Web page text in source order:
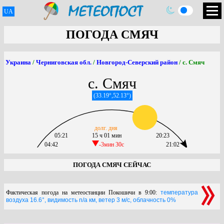
UA
ПОГОДА СМЯЧ
Украина / Черниговская обл. / Новгород-Северский район / с. Смяч
с. Смяч
(33.19°,52.13°)
04:42
05:21
15 ч 01 мин
-3мин 30c
долг. дня
21:02
20:23
ПОГОДА СМЯЧ СЕЙЧАС
Фактическая погода на метеостанции Покошичи в 9:00: температура
воздуха 16.6°, видимость n/a км, ветер 3 м/с, облачность 0%